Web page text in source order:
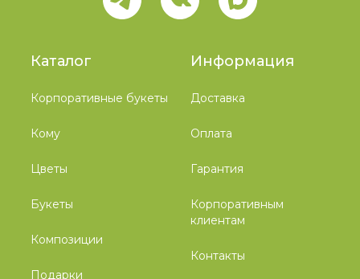
Каталог
Корпоративные букеты
Кому
Цветы
Букеты
Композиции
Подарки
Информация
Доставка
Оплата
Гарантия
Корпоративным
клиентам
Контакты